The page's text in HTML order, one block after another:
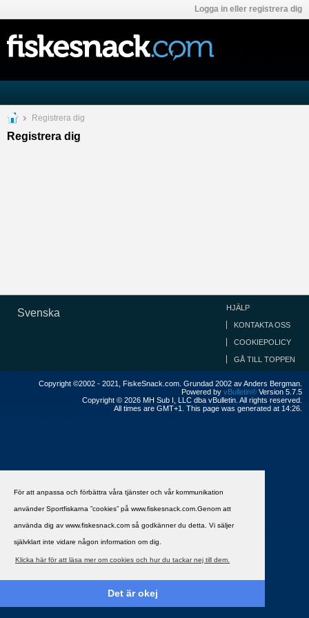
För att anpassa och förbättra våra tjänster och vår kommunikation
använder Sportfiskarna ”cookies” på www.fiskesnack.com.Genom att
använda dig av www.fiskesnack.com så godkänner du detta. Vi säljer
självklart inte vidare någon information om dig.
Klicka här för att läsa mer om cookies och hur du tackar nej till dem.
Det är okej
Logga in eller registrera dig
Registrera dig
Registrera dig
Svenska HJÄLP
KONTAKTA OSS
COOKIEPOLICY
GÅ TILL TOPPEN
Copyright ©2002 - 2021, FiskeSnack.com. Grundad 2002 av Anders Bergman.
Powered by vBulletin® Version 5.7.5
Copyright © 2026 MH Sub I, LLC dba vBulletin. All rights reserved.
All times are GMT+1. This page was generated at 14:26.